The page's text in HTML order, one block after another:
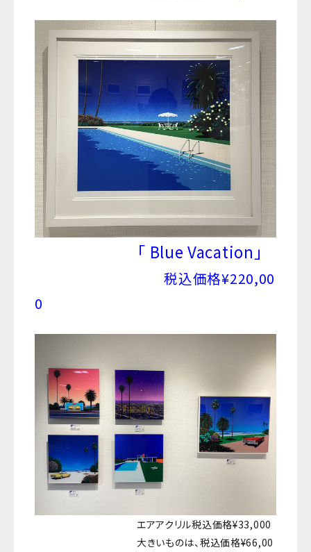
「 Blue Vacation」
税込価格¥220,00
0
エアアクリル税込価格¥33,000
大きいものは、税込価格¥66,00